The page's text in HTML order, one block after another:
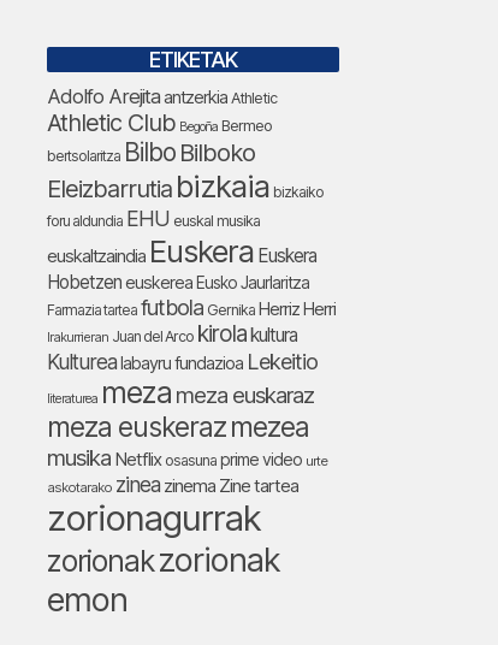
ETIKETAK
Adolfo Arejitaantzerkia Athletic
Athletic Club Begoña Bermeo
bertsolaritza Bilbo Bilboko
Eleizbarrutia bizkaia bizkaiko
foru aldundia EHU euskal musika
euskaltzaindia Euskera Euskera
Hobetzeneuskerea Eusko Jaurlaritza
Farmazia tartea futbola Gernika Herriz Herri
Irakurrieran Juan del Arco kirola kultura
Kulturealabayru fundazioa Lekeitio
literaturea meza meza euskaraz
meza euskerazmezea
musika Netflix osasuna prime video urte
askotarako zinea zinema Zine tartea
zorionagurrak
zorionakzorionak
emon